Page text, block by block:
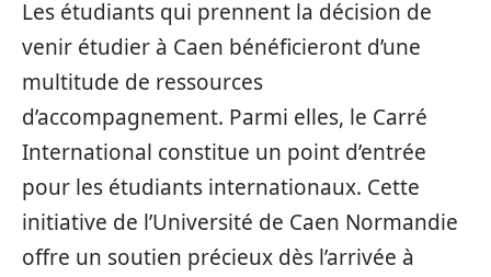
Les étudiants qui prennent la décision de
venir étudier à Caen bénéficieront d’une
multitude de ressources
d’accompagnement. Parmi elles, le Carré
International constitue un point d’entrée
pour les étudiants internationaux. Cette
initiative de l’Université de Caen Normandie
offre un soutien précieux dès l’arrivée à